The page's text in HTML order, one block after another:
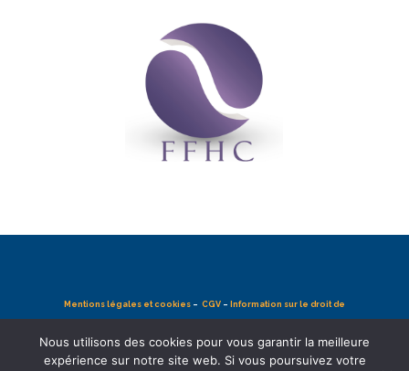
Mentions légales et cookies– CGV– Information sur le droit de
Nous utilisons des cookies pour vous garantir la meilleure
expérience sur notre site web. Si vous poursuivez votre